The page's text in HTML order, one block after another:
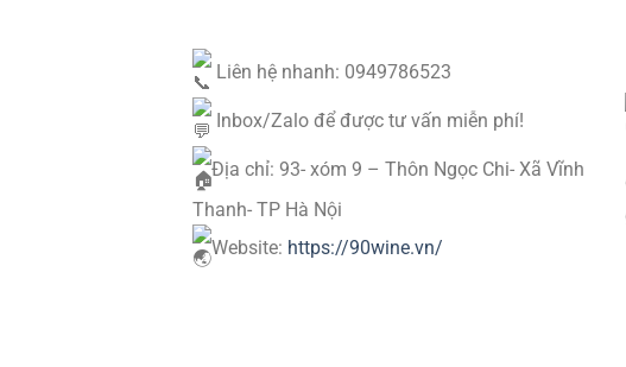
Liên hệ nhanh: 0949786523
Inbox/Zalo để được tư vấn miễn phí!
Địa chỉ: 93- xóm 9 – Thôn Ngọc Chi- Xã Vĩnh
Thanh- TP Hà Nội
Website: https://90wine.vn/